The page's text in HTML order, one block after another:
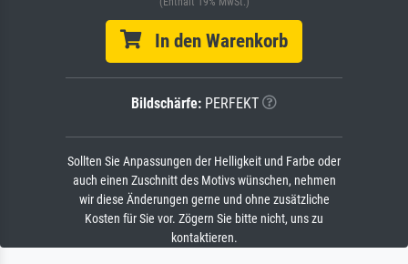
In den Warenkorb
Bildschärfe: PERFEKT
Sollten Sie Anpassungen der Helligkeit und Farbe oder
auch einen Zuschnitt des Motivs wünschen, nehmen
wir diese Änderungen gerne und ohne zusätzliche
Kosten für Sie vor. Zögern Sie bitte nicht, uns zu
kontaktieren.